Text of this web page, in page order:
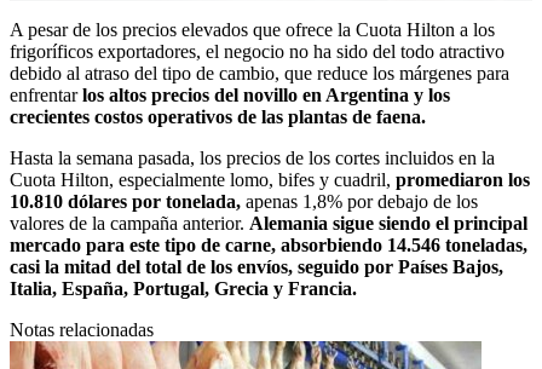
A pesar de los precios elevados que ofrece la Cuota Hilton a los
frigoríficos exportadores, el negocio no ha sido del todo atractivo
debido al atraso del tipo de cambio, que reduce los márgenes para
enfrentarlos altos precios del novillo en Argentina y los
crecientes costos operativos de las plantas de faena.
Hasta la semana pasada, los precios de los cortes incluidos en la
Cuota Hilton, especialmente lomo, bifes y cuadril, promediaron los
10.810 dólares por tonelada, apenas 1,8% por debajo de los
valores de la campaña anterior. Alemania sigue siendo el principal
mercado para este tipo de carne, absorbiendo 14.546 toneladas,
casi la mitad del total de los envíos, seguido por Países Bajos,
Italia, España, Portugal, Grecia y Francia.
Notas relacionadas